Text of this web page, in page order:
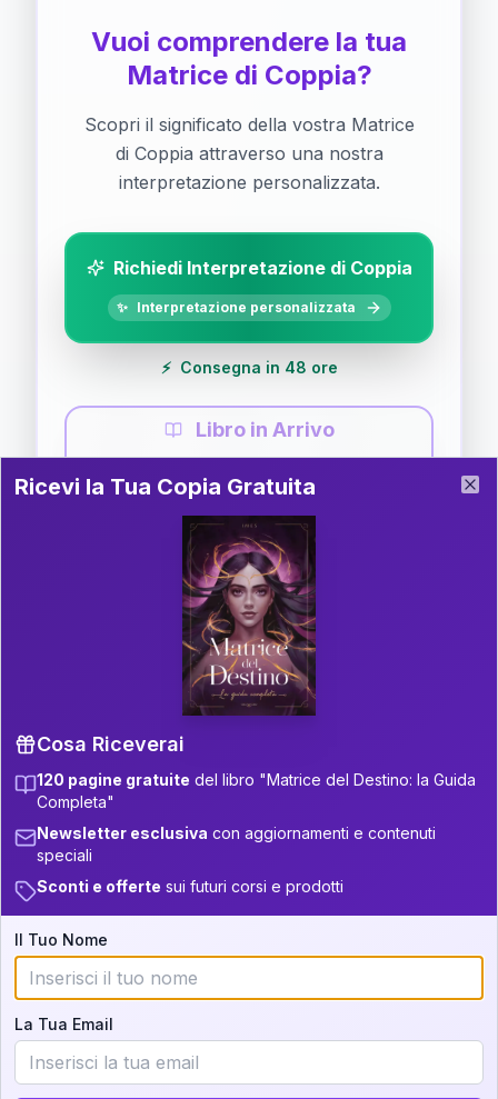
Vuoi comprendere la tua
Matrice di Coppia?
Scopri il significato della vostra Matrice
di Coppia attraverso una nostra
interpretazione personalizzata.
Richiedi Interpretazione di Coppia
✨ Interpretazione personalizzata
⚡ Consegna in 48 ore
Libro in Arrivo
Guida completa di Coppia
Il libro è in fase di scrittura. Iscriviti alla newsletter
per ricevere aggiornamenti!
P.S. Interpretazione parziale
gratuita
Scorri più in basso per vedere
un'interpretazione parziale gratuita della tua
Iscriviti alla newsletter per ricevere
aggiornamenti quando sarà disponibile.
Cosa scoprirete nella vostra
interpretazione:
💕 Come rafforzare la vostra unione
Ricevi la Tua Copia Gratuita del Libro
Ricevi la Tua Copia Gratuita
Cosa Riceverai
120 pagine gratuite del libro "Matrice del Destino: la Guida
Completa"
Newsletter esclusiva con aggiornamenti e contenuti
speciali
Sconti e offerte sui futuri corsi e prodotti
Il Tuo Nome
La Tua Email